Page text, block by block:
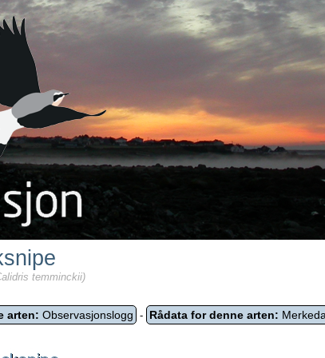
temminckii)
arten: Observasjonslogg - Rådata for denne arten: